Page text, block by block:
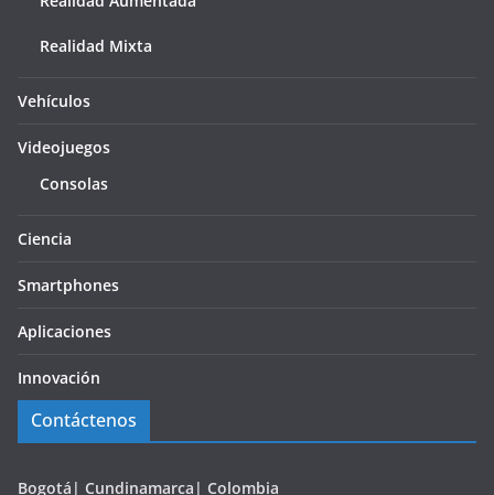
Realidad Mixta
Vehículos
Videojuegos
Consolas
Ciencia
Smartphones
Aplicaciones
Innovación
Contáctenos
Bogotá| Cundinamarca| Colombia